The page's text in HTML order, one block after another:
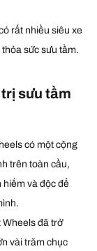
rất nhiều siêu xe
sức sưu tầm.
sưu tầm
có một cộng
trên toàn cầu,
hiếm và độc để
Wheels đã trở
vài trăm chục